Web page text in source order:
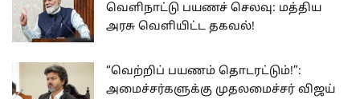
வெளிநாட்டு பயணச் செலவு: மத்திய
அரசு வெளியிட்ட தகவல்!
“வெற்றிப் பயணம் தொடரட்டும்!”:
அமைச்சர்களுக்கு முதலமைச்சர் விஜய்